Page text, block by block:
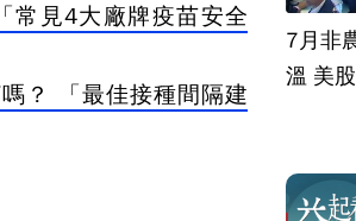
常見4大廠牌疫苗安全
？ 「最佳接種間隔建
7月非
溫 美